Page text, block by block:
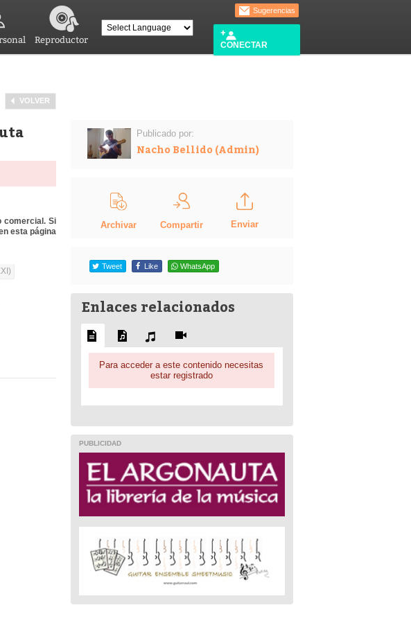
Reproductor
Sugerencias
CONECTAR
VOLVER
comercial. Si
esta página
Publicado por:
Nacho Bellido (Admin)
Archivar Compartir Enviar
Tweet Like WhatsApp
Enlaces relacionados
Para acceder a este contenido necesitas
estar registrado
PUBLICIDAD